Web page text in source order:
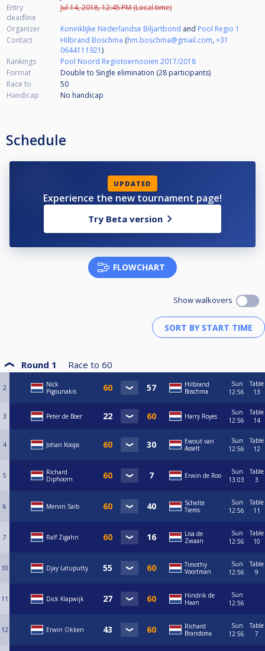
Entry
deadline
Jul 14, 2018, 12:45 PM (Local time)
Organizer Koninklijke Nederlandse Biljartbond and Pool Regio 1
Contact
Hilbrand Boschma (hm.boschma@gmail.com,+31
0644111921)
Rankings
Pool Noord Regiotoernooien 2017/2018
Format
Double to Single elimination (28 participants)
Race to
50
Handicap
No handicap
Schedule
UPDATED
Experience the new tournament page!
Try Beta version
FLOWCHART
Show walkovers
Round 1 Race to 60
2
Nick
Pigounakis
Hilbrand
Boschma
Sun
12:56
Table
13
3 Peter de Boer Harry Royes
Sun
12:56
Table
14
4 Johan Koops
Ewout van
Asselt
Sun
12:56
Table
12
5
Richard
Diphoorn
Erwin de Roo
Sun
13:03
Table
3
6 Mervin Saib
Schelte
Tiems
Sun
12:56
Table
11
7 Ralf Zigahn
Lisa de
Zwaan
Sun
12:56
Table
10
10 Djay Latuputty
Timothy
Voortman
Sun
12:56
Table
9
11 Dick Klapwijk
Hindrik de
Haan
Sun
12:56
12 Erwin Okken
Richard
Brandsma
Sun
12:56
Table
7